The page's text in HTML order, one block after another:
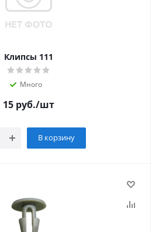
Клипсы 111
Много
15 руб./шт
В корзину